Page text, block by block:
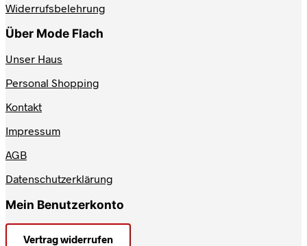
Widerrufsbelehrung
Über Mode Flach
Unser Haus
Personal Shopping
Kontakt
Impressum
AGB
Datenschutzerklärung
Mein Benutzerkonto
Vertrag widerrufen